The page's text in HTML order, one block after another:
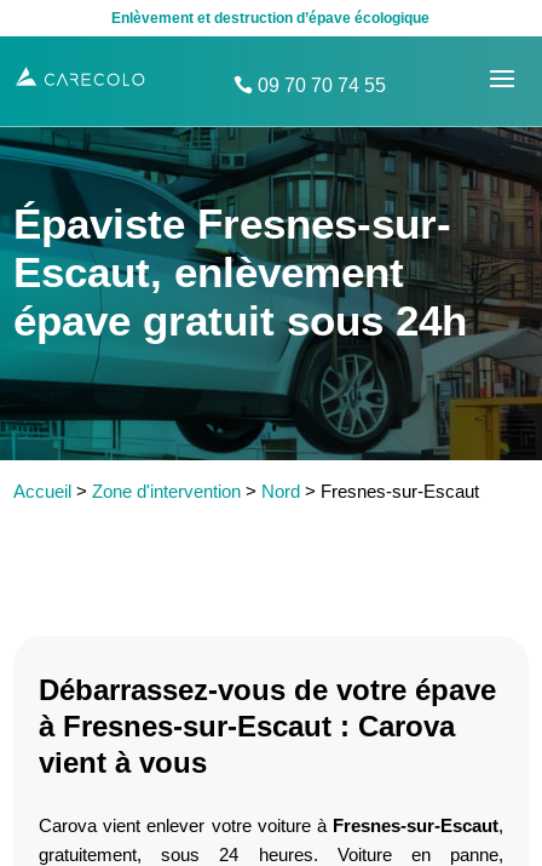
Enlèvement et destruction d’épave écologique
09 70 70 74 55
Épaviste Fresnes-sur-
Escaut, enlèvement
épave gratuit sous 24h
Accueil >Zone d'intervention > Nord > Fresnes-sur-Escaut
Débarrassez-vous de votre épave
à Fresnes-sur-Escaut : Carova
vient à vous
Carova vient enlever votre voiture à Fresnes-sur-Escaut,
gratuitement, sous 24 heures. Voiture en panne,